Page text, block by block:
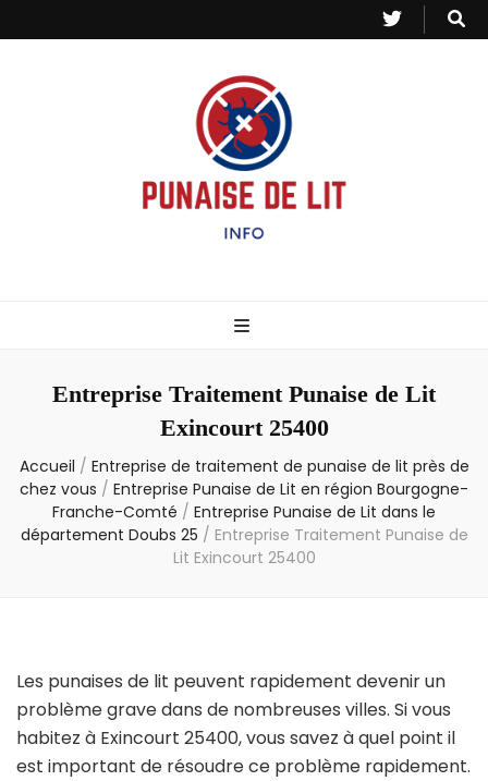
– Info
Entreprise Traitement Punaise de Lit
Exincourt 25400
Accueil / Entreprise de traitement de punaise de lit près de
chez vous / Entreprise Punaise de Lit en région Bourgogne-
Franche-Comté / Entreprise Punaise de Lit dans le
département Doubs 25 / Entreprise Traitement Punaise de
Lit Exincourt 25400
Les punaises de lit peuvent rapidement devenir un
problème grave dans de nombreuses villes. Si vous
habitez à Exincourt 25400, vous savez à quel point il
est important de résoudre ce problème rapidement.